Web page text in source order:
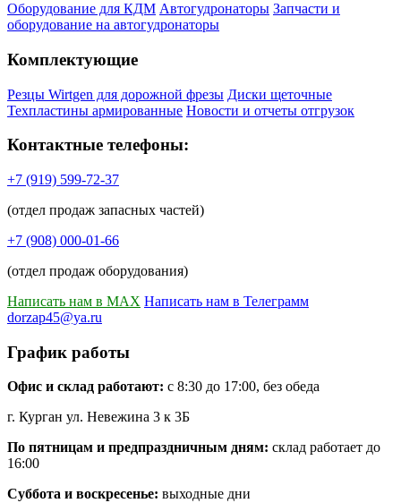
Оборудование для КДМ Автогудронаторы Запчасти и
оборудование на автогудронаторы
Комплектующие
Резцы Wirtgen для дорожной фрезы Диски щеточные
Техпластины армированные Новости и отчеты отгрузок
Контактные телефоны:
+7 (919) 599-72-37
(отдел продаж запасных частей)
+7 (908) 000-01-66
(отдел продаж оборудования)
Написать нам в MAX Написать нам в Телеграмм
dorzap45@ya.ru
График работы
Офис и склад работают: с 8:30 до 17:00, без обеда
г. Курган ул. Невежина 3 к 3Б
По пятницам и предпраздничным дням: склад работает до
16:00
Суббота и воскресенье: выходные дни